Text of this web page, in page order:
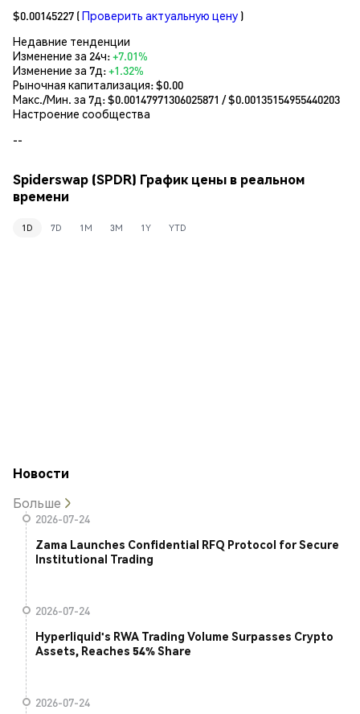
$0.00145227 (Проверить актуальную цену )
Недавние тенденции
Изменение за 24ч:+7.01%
Изменение за 7д:+1.32%
Рыночная капитализация:$0.00
Макс./Мин. за 7д: $0.00147971306025871 / $0.00135154955440203
Настроение сообщества
--
Spiderswap (SPDR) График цены в реальном
времени
1D 7D 1M 3M 1Y YTD
Новости
Больше
2026-07-24
Zama Launches Confidential RFQ Protocol for Secure
Institutional Trading
2026-07-24
Hyperliquid's RWA Trading Volume Surpasses Crypto
Assets, Reaches 54% Share
2026-07-24